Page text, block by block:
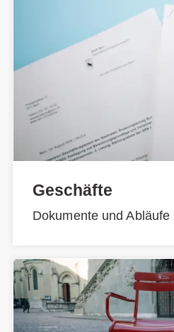
Geschäfte
Dokumente und